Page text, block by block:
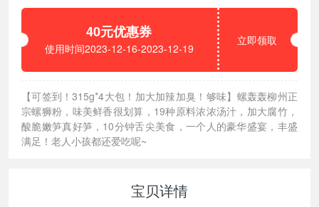
40元优惠券
使用时间2023-12-16-2023-12-19
立即领取
【可签到！315g*4大包！加大加辣加臭！够味】螺轰轰柳州正
宗螺狮粉，味美鲜香很划算，19种原料浓浓汤汁，加大腐竹，
酸脆嫩笋真好笋，10分钟舌尖美食，一个人的豪华盛宴，丰盛
满足！老人小孩都还爱吃呢~
宝贝详情